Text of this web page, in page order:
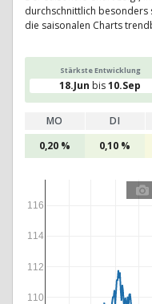
durchschnittlich besonders
die saisonalen Charts
110
112
114
116
Stärkste Entwicklung
18.Jun bis10.Sep
MO DI
0,20 %
0,10 %